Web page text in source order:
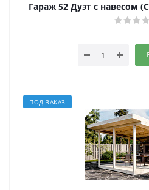
Гараж 52 Дуэт с навесом
ПОД ЗАКАЗ